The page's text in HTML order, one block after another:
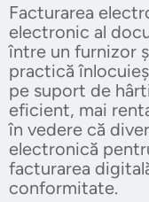
Facturarea
electronic al
între un furnizor
practică
pe suport de
eficient, mai
în vedere că
electronică
facturarea
conformitate.